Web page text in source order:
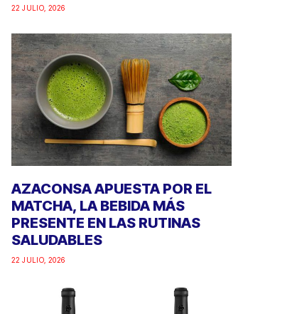
22 JULIO, 2026
AZACONSA APUESTA POR EL
MATCHA, LA BEBIDA MÁS
PRESENTE EN LAS RUTINAS
SALUDABLES
22 JULIO, 2026